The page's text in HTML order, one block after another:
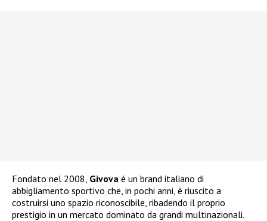
Fondato nel 2008, Givova è un brand italiano di
abbigliamento sportivo che, in pochi anni, è riuscito a
costruirsi uno spazio riconoscibile, ribadendo il proprio
prestigio in un mercato dominato da grandi multinazionali.